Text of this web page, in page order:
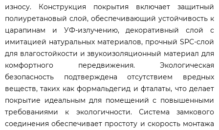
износу. Конструкция покрытия включает защитный
полиуретановый слой, обеспечивающий устойчивость к
царапинам и УФ-излучению, декоративный слой с
имитацией натуральных материалов, прочный SPC-слой
для влагостойкости и звукоизоляционный материал для
комфортного передвижения. Экологическая
безопасность подтверждена отсутствием вредных
веществ, таких как формальдегид и фталаты, что делает
покрытие идеальным для помещений с повышенными
требованиями к экологичности. Система замкового
соединения обеспечивает простоту и скорость монтажа